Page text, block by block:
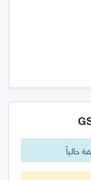
حالياً